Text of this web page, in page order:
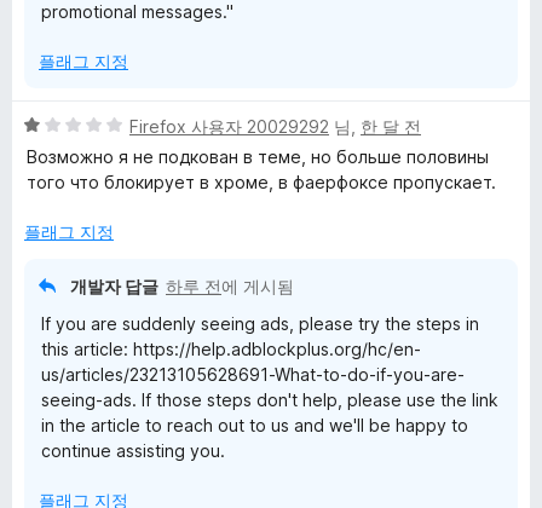
promotional messages."
플래그 지정
5
점
만
에
Firefox 사용자 20029292 님, 한 달 전
Возможно я не подкован в теме, но больше половины
того что блокирует в хроме, в фаерфоксе пропускает.
플래그 지정
개발자 답글 하루 전에 게시됨
If you are suddenly seeing ads, please try the steps in
this article: https://help.adblockplus.org/hc/en-
us/articles/23213105628691-What-to-do-if-you-are-
seeing-ads. If those steps don't help, please use the link
in the article to reach out to us and we'll be happy to
continue assisting you.
플래그 지정